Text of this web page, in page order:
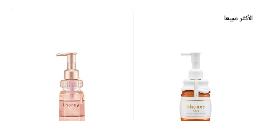
الأكثر مبيعا